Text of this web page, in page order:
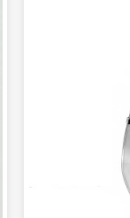
Solución
cambios